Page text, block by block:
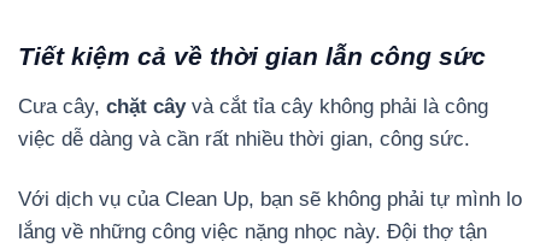
Tiết kiệm cả về thời gian lẫn công sức
Cưa cây, chặt câyvà cắt tỉa cây không phải là công
việc dễ dàng và cần rất nhiều thời gian, công sức.
Với dịch vụ của Clean Up, bạn sẽ không phải tự mình lo
lắng về những công việc nặng nhọc này. Đội thợ tận